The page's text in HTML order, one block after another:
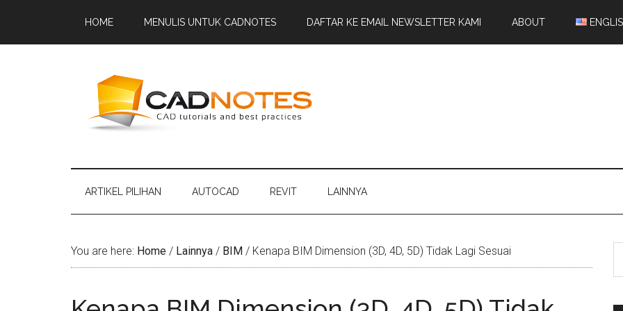
HOME MENULIS UNTUK CADNOTES DAFTAR KE EMAIL NEWSLETTER KAMI ABOUT
ARTIKEL PILIHAN AUTOCAD REVIT LAINNYA
You are here: Home / Lainnya / BIM / Kenapa BIM Dimension (3D, 4D, 5D) Tidak Lagi Sesuai